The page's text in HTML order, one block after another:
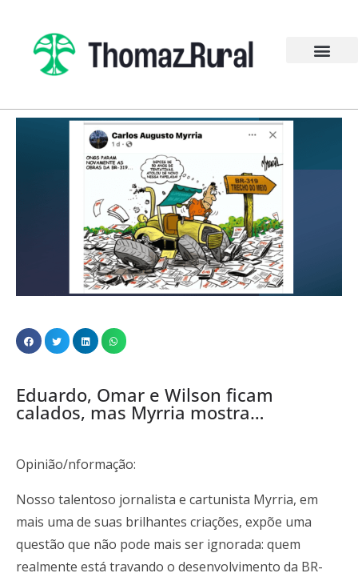
Eduardo, Omar e Wilson ficam
calados, mas Myrria mostra…
Opinião/nformação:
Nosso talentoso jornalista e cartunista Myrria, em
mais uma de suas brilhantes criações, expõe uma
questão que não pode mais ser ignorada: quem
realmente está travando o desenvolvimento da BR-